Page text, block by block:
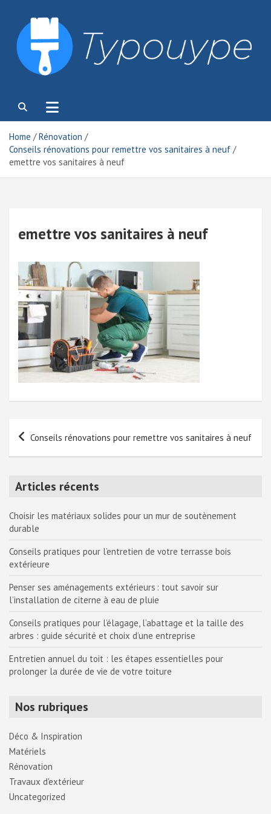
content
Typouype
Home
Rénovation
Conseils rénovations pour remettre vos sanitaires à neuf
emettre vos sanitaires à neuf
emettre vos sanitaires à neuf
Navigation
de
Conseils rénovations pour remettre vos sanitaires à neuf
Articles récents
Choisir les matériaux solides pour un mur de soutènement
durable
Conseils pratiques pour l’entretien de votre terrasse bois
extérieure
Penser ses aménagements extérieurs : tout savoir sur
l’installation de citerne à eau de pluie
Conseils pratiques pour l’élagage, l’abattage et la taille des
arbres : guide sécurité et choix d’une entreprise
Entretien annuel du toit : les étapes essentielles pour
prolonger la durée de vie de votre toiture
Nos rubriques
Déco & Inspiration
Matériels
Rénovation
Travaux d'extérieur
Uncategorized